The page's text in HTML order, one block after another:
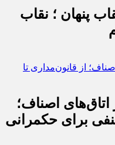
پنهان ؛ نقاب
اصناف؛
برای حکمرانی